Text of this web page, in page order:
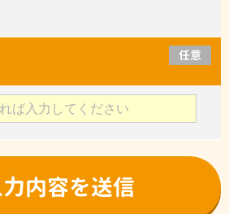
任意